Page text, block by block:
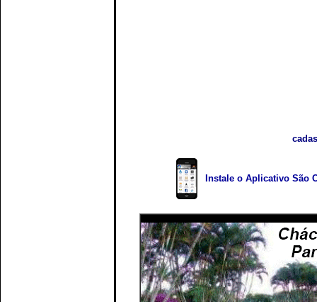
Instale o Aplicativo São